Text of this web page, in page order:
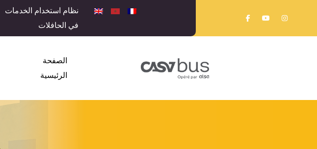
نظام استخدام الخدمات
في الحافلات
الصفحة
الرئيسية